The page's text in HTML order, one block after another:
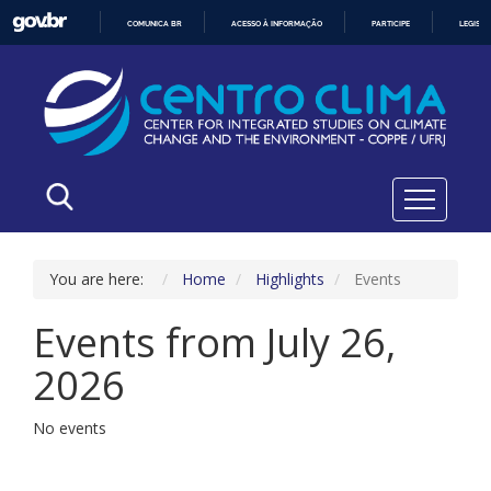
O
CONTEÚDO
COMUNICA BR ACESSO À INFORMAÇÃO PARTICIPE
You are here: Home Highlights Events
Events from July 26,
2026
No events